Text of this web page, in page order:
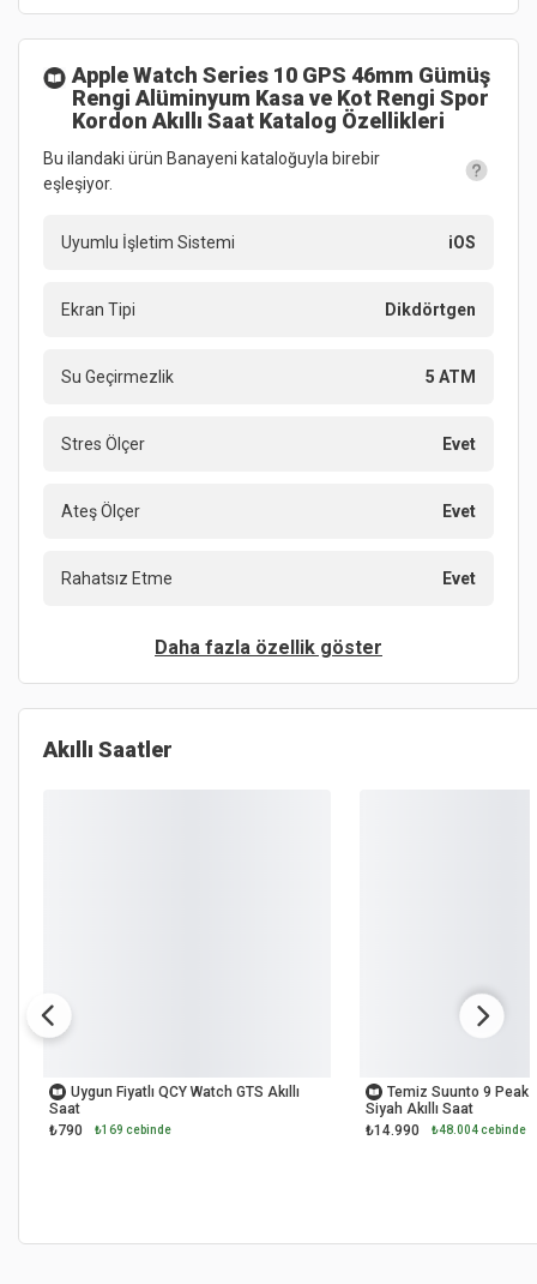
Apple Watch Series 10 GPS 46mm Gümüş
Rengi Alüminyum Kasa ve Kot Rengi Spor
Kordon Akıllı Saat Katalog Özellikleri
Bu ilandaki ürün Banayeni kataloğuyla birebir
eşleşiyor.
Uyumlu İşletim Sistemi iOS
Ekran Tipi Dikdörtgen
Su Geçirmezlik 5 ATM
Stres Ölçer Evet
Ateş Ölçer Evet
Rahatsız Etme Evet
Daha fazla özellik göster
Akıllı Saatler
Uygun Fiyatlı QCY Watch GTS Akıllı
Saat
₺790
₺169 cebinde
Temiz Suunto 9 Peak
Siyah Akıllı Saat
₺14.990
₺48.004 cebinde